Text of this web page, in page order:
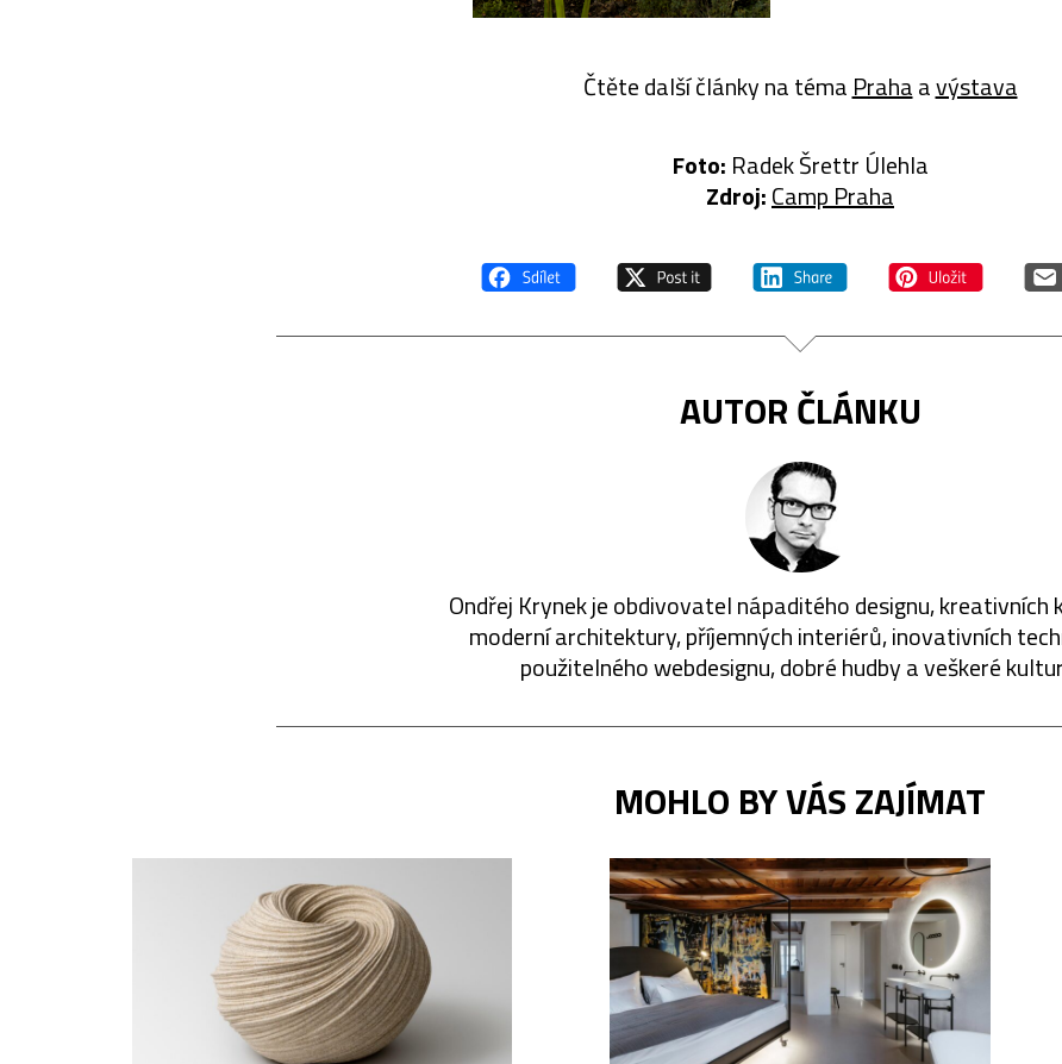
Čtěte další články na téma Prahaavýstava
Foto: Radek Šrettr Úlehla
Zdroj:Camp Praha
AUTOR ČLÁNKU
Ondřej Krynek je obdivovatel nápaditého designu, kreativních
moderní architektury, příjemných interiérů, inovativních
použitelného webdesignu, dobré hudby a veškeré
MOHLO BY VÁS ZAJÍMAT